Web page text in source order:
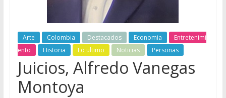
Arte Colombia Destacados Economia
Entretenimi
ento
Historia Lo ultimo Noticias Personas
Juicios, Alfredo Vanegas
Montoya